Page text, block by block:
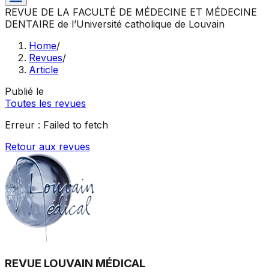
REVUE DE LA FACULTÉ DE MÉDECINE ET MÉDECINE
DENTAIRE de l’Université catholique de Louvain
Home/
Revues/
Article
Publié le
Toutes les revues
Erreur : Failed to fetch
Retour aux revues
REVUE LOUVAIN MÉDICAL